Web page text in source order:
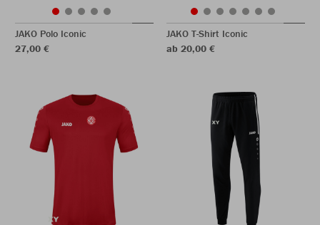
JAKO Polo Iconic
27,00 €
JAKO T-Shirt Iconic
ab 20,00 €